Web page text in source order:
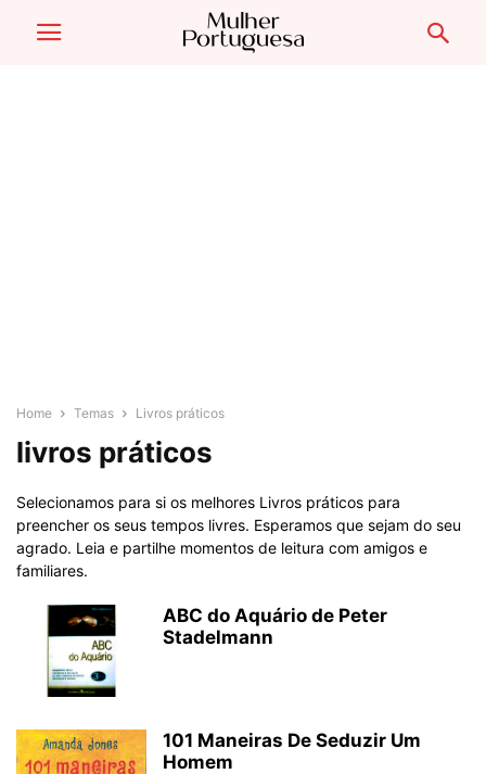
Home Temas Livros práticos
livros práticos
Selecionamos para si os melhores Livros práticos para
preencher os seus tempos livres. Esperamos que sejam do seu
agrado. Leia e partilhe momentos de leitura com amigos e
familiares.
ABC do Aquário de Peter
Stadelmann
101 Maneiras De Seduzir Um
Homem